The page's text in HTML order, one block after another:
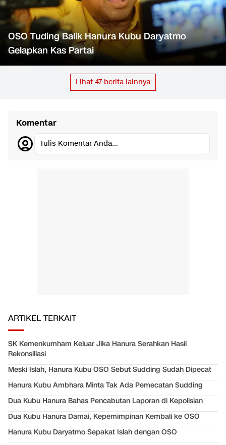
OSO Tuding Balik Hanura Kubu Daryatmo
Gelapkan Kas Partai
Lihat 47 berita lainnya
Komentar
Tulis Komentar Anda...
ARTIKEL TERKAIT
SK Kemenkumham Keluar Jika Hanura Serahkan Hasil
Rekonsiliasi
Meski Islah, Hanura Kubu OSO Sebut Sudding Sudah Dipecat
Hanura Kubu Ambhara Minta Tak Ada Pemecatan Sudding
Dua Kubu Hanura Bahas Pencabutan Laporan di Kepolisian
Dua Kubu Hanura Damai, Kepemimpinan Kembali ke OSO
Hanura Kubu Daryatmo Sepakat Islah dengan OSO